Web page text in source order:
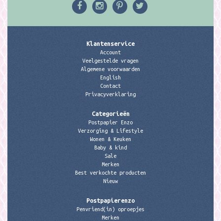
Klantenservice
Account
Veelgestelde vragen
Algemene voorwaarden
English
Contact
Privacyverklaring
Categorieën
Postpapier Enzo
Verzorging & Lifestyle
Wonen & Keuken
Baby & kind
Sale
Merken
Best verkochte producten
Nieuw
Postpapierenzo
Penvriend(in) oproepjes
Merken